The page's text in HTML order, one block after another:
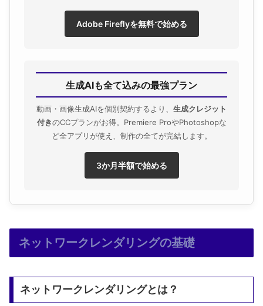
Adobe Fireflyを無料で始める
生成AIも全て込みの最強プラン
動画・画像生成AIを個別契約するより、 生成クレジット
付きのCCプランがお得。Premiere ProやPhotoshopな
ど全アプリが使え、制作の全てが完結します。
3か月半額で始める
ネットワークレンダリングの基礎
ネットワークレンダリングとは？